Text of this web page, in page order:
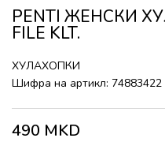
PENTI ЖЕНСКИ
FILE KLT.
ХУЛАХОПКИ
Шифра на артикл: 74883422
490 MKD